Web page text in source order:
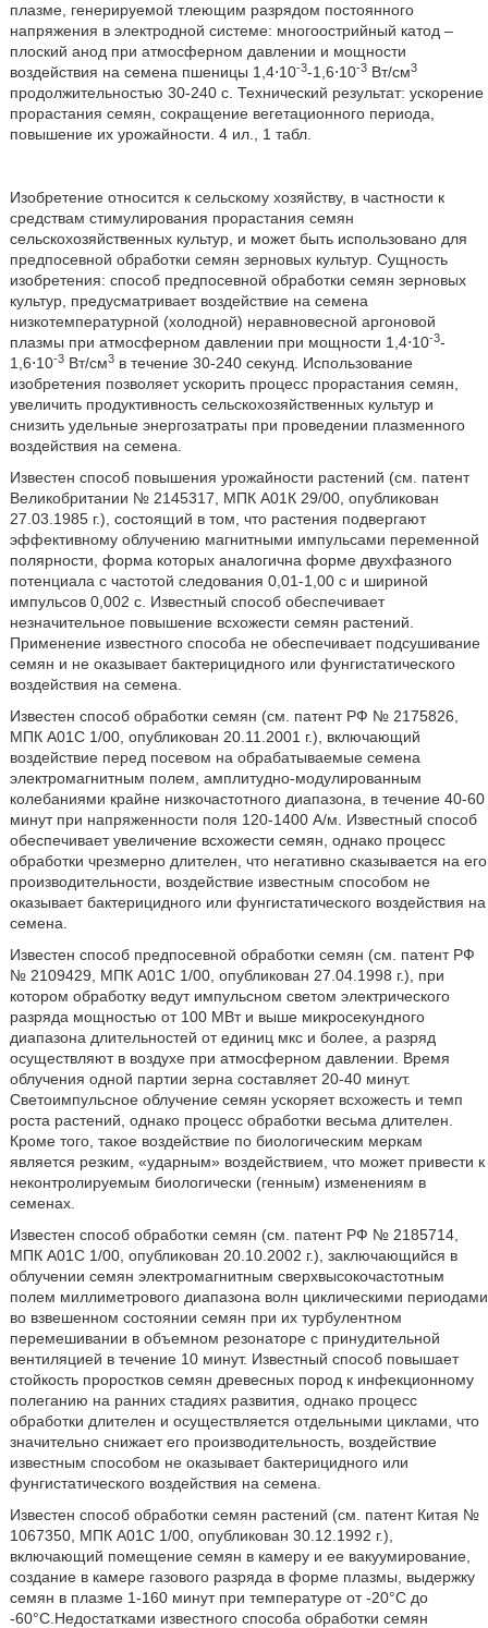
плазме, генерируемой тлеющим разрядом постоянного
напряжения в электродной системе: многоострийный катод –
плоский анод при атмосферном давлении и мощности
воздействия на семена пшеницы 1,4⋅10-3-1,6⋅10-3Вт/см3
продолжительностью 30-240 с. Технический результат: ускорение
прорастания семян, сокращение вегетационного периода,
повышение их урожайности. 4 ил., 1 табл.
Изобретение относится к сельскому хозяйству, в частности к
средствам стимулирования прорастания семян
сельскохозяйственных культур, и может быть использовано для
предпосевной обработки семян зерновых культур. Сущность
изобретения: способ предпосевной обработки семян зерновых
культур, предусматривает воздействие на семена
низкотемпературной (холодной) неравновесной аргоновой
плазмы при атмосферном давлении при мощности 1,4⋅10-3-
1,6⋅10-3Вт/см3в течение 30-240 секунд. Использование
изобретения позволяет ускорить процесс прорастания семян,
увеличить продуктивность сельскохозяйственных культур и
снизить удельные энергозатраты при проведении плазменного
воздействия на семена.
Известен способ повышения урожайности растений (см. патент
Великобритании № 2145317, МПК А01К 29/00, опубликован
27.03.1985 г.), состоящий в том, что растения подвергают
эффективному облучению магнитными импульсами переменной
полярности, форма которых аналогична форме двухфазного
потенциала с частотой следования 0,01-1,00 с и шириной
импульсов 0,002 с. Известный способ обеспечивает
незначительное повышение всхожести семян растений.
Применение известного способа не обеспечивает подсушивание
семян и не оказывает бактерицидного или фунгистатического
воздействия на семена.
Известен способ обработки семян (см. патент РФ № 2175826,
МПК А01С 1/00, опубликован 20.11.2001 г.), включающий
воздействие перед посевом на обрабатываемые семена
электромагнитным полем, амплитудно-модулированным
колебаниями крайне низкочастотного диапазона, в течение 40-60
минут при напряженности поля 120-1400 А/м. Известный способ
обеспечивает увеличение всхожести семян, однако процесс
обработки чрезмерно длителен, что негативно сказывается на его
производительности, воздействие известным способом не
оказывает бактерицидного или фунгистатического воздействия на
семена.
Известен способ предпосевной обработки семян (см. патент РФ
№ 2109429, МПК А01С 1/00, опубликован 27.04.1998 г.), при
котором обработку ведут импульсном светом электрического
разряда мощностью от 100 МВт и выше микросекундного
диапазона длительностей от единиц мкс и более, а разряд
осуществляют в воздухе при атмосферном давлении. Время
облучения одной партии зерна составляет 20-40 минут.
Светоимпульсное облучение семян ускоряет всхожесть и темп
роста растений, однако процесс обработки весьма длителен.
Кроме того, такое воздействие по биологическим меркам
является резким, «ударным» воздействием, что может привести к
неконтролируемым биологически (генным) изменениям в
семенах.
Известен способ обработки семян (см. патент РФ № 2185714,
МПК А01С 1/00, опубликован 20.10.2002 г.), заключающийся в
облучении семян электромагнитным сверхвысокочастотным
полем миллиметрового диапазона волн циклическими периодами
во взвешенном состоянии семян при их турбулентном
перемешивании в объемном резонаторе с принудительной
вентиляцией в течение 10 минут. Известный способ повышает
стойкость проростков семян древесных пород к инфекционному
полеганию на ранних стадиях развития, однако процесс
обработки длителен и осуществляется отдельными циклами, что
значительно снижает его производительность, воздействие
известным способом не оказывает бактерицидного или
фунгистатического воздействия на семена.
Известен способ обработки семян растений (см. патент Китая №
1067350, МПК А01С 1/00, опубликован 30.12.1992 г.),
включающий помещение семян в камеру и ее вакуумирование,
создание в камере газового разряда в форме плазмы, выдержку
семян в плазме 1-160 минут при температуре от -20°С до
-60°С.Недостатками известного способа обработки семян